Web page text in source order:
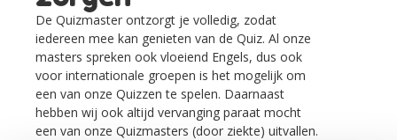
De Quizmaster ontzorgt je volledig, zodat
iedereen mee kan genieten van de Quiz. Al onze
masters spreken ook vloeiend Engels, dus ook
voor internationale groepen is het mogelijk om
een van onze Quizzen te spelen. Daarnaast
hebben wij ook altijd vervanging paraat mocht
een van onze Quizmasters (door ziekte) uitvallen.